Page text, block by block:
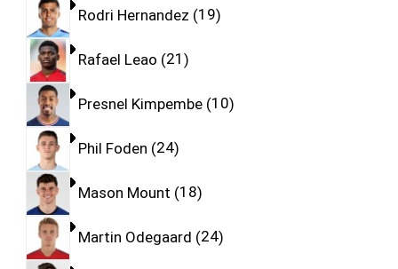
Rodri Hernandez 19
Rafael Leao 21
Presnel Kimpembe 10
Phil Foden 24
Mason Mount 18
Martin Odegaard 24